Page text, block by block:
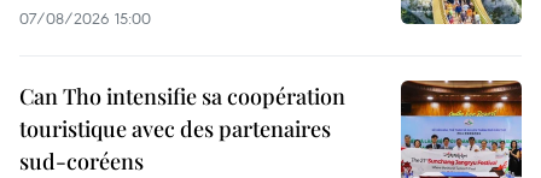
07/08/2026 15:00
Can Tho intensifie sa coopération
touristique avec des partenaires
sud-coréens